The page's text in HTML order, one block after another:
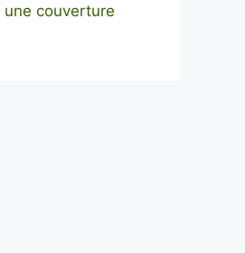
couverture